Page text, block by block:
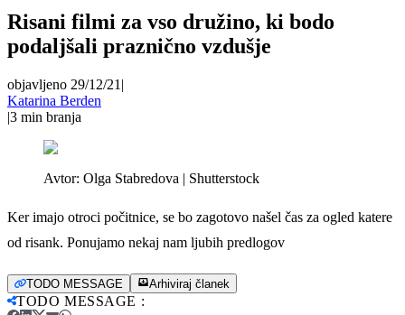
Risani filmi za vso družino, ki bodo
podaljšali praznično vzdušje
objavljeno 29/12/21 |
Katarina Berden
|3 min branja
Avtor: Olga Stabredova | Shutterstock
Ker imajo otroci počitnice, se bo zagotovo našel čas za ogled katere
od risank. Ponujamo nekaj nam ljubih predlogov
TODO MESSAGE Arhiviraj članek
TODO MESSAGE :